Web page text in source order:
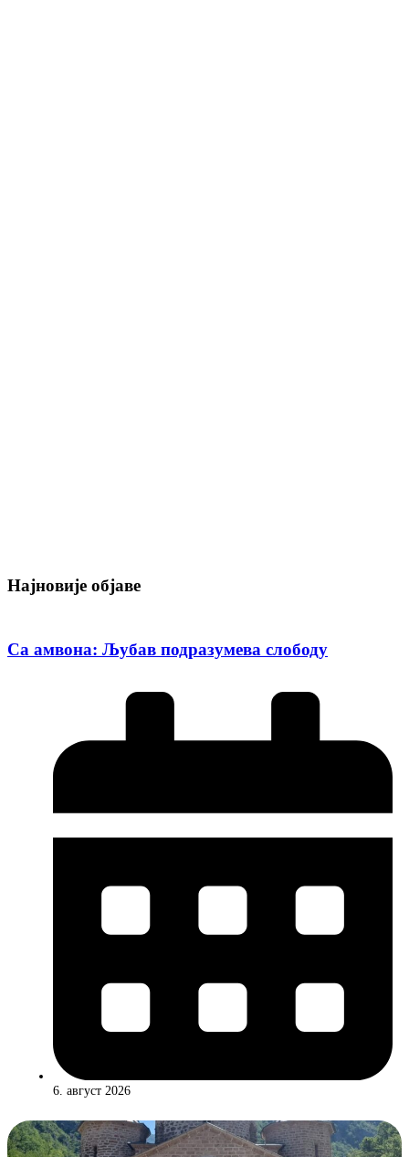
Најновије објаве
Са амвона: Љубав подразумева слободу
6. август 2026